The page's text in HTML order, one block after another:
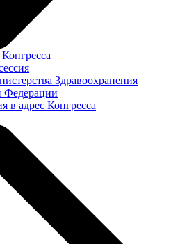
Здравоохранения
Федерации
в адрес Конгресса